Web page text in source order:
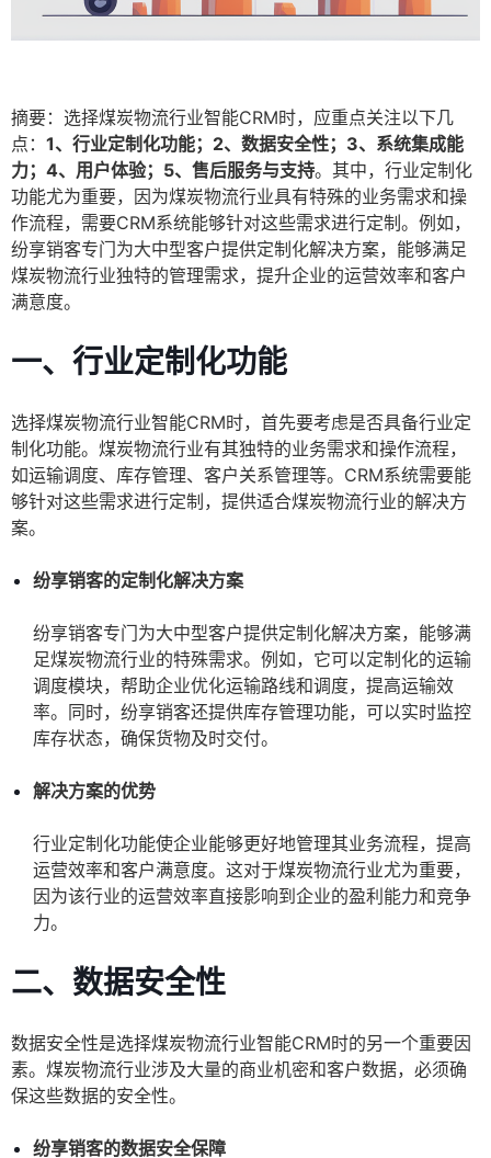
摘要：选择煤炭物流行业智能CRM时，应重点关注以下几
点： 1、行业定制化功能；2、数据安全性；3、系统集成能
力；4、用户体验；5、售后服务与支持。其中，行业定制化
功能尤为重要，因为煤炭物流行业具有特殊的业务需求和操
作流程，需要CRM系统能够针对这些需求进行定制。例如，
纷享销客专门为大中型客户提供定制化解决方案，能够满足
煤炭物流行业独特的管理需求，提升企业的运营效率和客户
满意度。
一、行业定制化功能
选择煤炭物流行业智能CRM时，首先要考虑是否具备行业定
制化功能。煤炭物流行业有其独特的业务需求和操作流程，
如运输调度、库存管理、客户关系管理等。CRM系统需要能
够针对这些需求进行定制，提供适合煤炭物流行业的解决方
案。
纷享销客的定制化解决方案
纷享销客专门为大中型客户提供定制化解决方案，能够满
足煤炭物流行业的特殊需求。例如，它可以定制化的运输
调度模块，帮助企业优化运输路线和调度，提高运输效
率。同时，纷享销客还提供库存管理功能，可以实时监控
库存状态，确保货物及时交付。
解决方案的优势
行业定制化功能使企业能够更好地管理其业务流程，提高
运营效率和客户满意度。这对于煤炭物流行业尤为重要，
因为该行业的运营效率直接影响到企业的盈利能力和竞争
力。
二、数据安全性
数据安全性是选择煤炭物流行业智能CRM时的另一个重要因
素。煤炭物流行业涉及大量的商业机密和客户数据，必须确
保这些数据的安全性。
纷享销客的数据安全保障